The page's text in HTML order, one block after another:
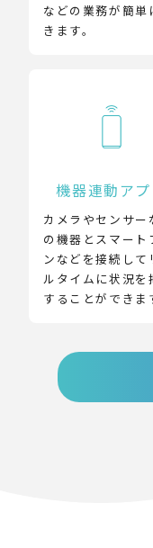
などの業務が簡単
きます。
機器連動アプ
カメラやセンサー
の機器とスマート
ンなどを接続して
ルタイムに状況を
することができま